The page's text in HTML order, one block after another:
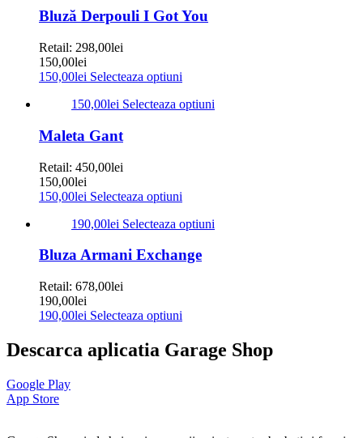
Bluză Derpouli I Got You
Retail: 298,00lei
150,00lei
150,00lei Selecteaza optiuni
150,00lei Selecteaza optiuni
Maleta Gant
Retail: 450,00lei
150,00lei
150,00lei Selecteaza optiuni
190,00lei Selecteaza optiuni
Bluza Armani Exchange
Retail: 678,00lei
190,00lei
190,00lei Selecteaza optiuni
Descarca aplicatia Garage Shop
Google Play
App Store